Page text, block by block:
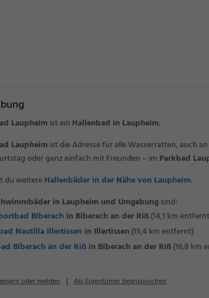
Laupheim ist ein Hallenbad in Laupheim.
Laupheim ist die Adresse für alle Wasserratten, auch
oder ganz einfach mit Freunden – im Parkbad
du weitereHallenbäder in der Nähe von Laupheim.
in Laupheim und Umgebungsind:
Biberach in Biberach an der Riß(14,1 km
Nautilla Illertissen in Illertissen (15,4 km entfernt)
Biberach an der Riß in Biberach an der Riß(16,8 km
oder melden | Als Eigentümer beanspruchen